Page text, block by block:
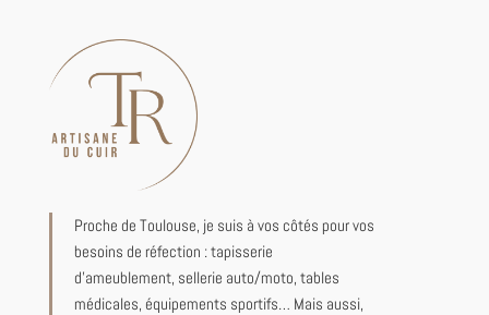
Proche de Toulouse, je suis à vos côtés pour vos
besoins de réfection : tapisserie
d’ameublement, sellerie auto/moto, tables
médicales, équipements sportifs… Mais aussi,